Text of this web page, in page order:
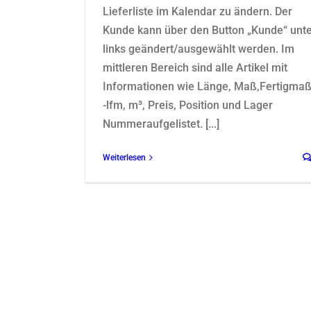
Lieferliste im Kalendar zu ändern. Der
Kunde kann über den Button „Kunde“
links geändert/ausgewählt werden. Im
mittleren Bereich sind alle Artikel mit
Informationen wie Länge,
-lfm, m³, Preis, Position und Lager
Nummeraufgelistet. [...]
Weiterlesen